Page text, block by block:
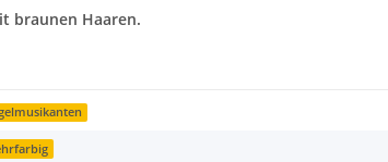
braunen Haaren.